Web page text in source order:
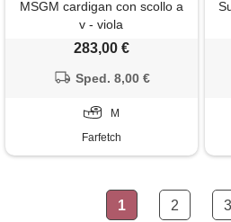
MSGM cardigan con scollo a
v - viola
283,00 €
Sped. 8,00 €
M
Farfetch
1 2 3